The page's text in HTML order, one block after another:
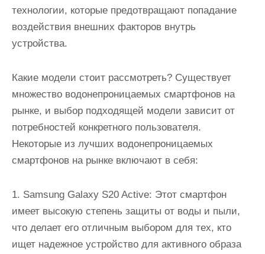
технологии, которые предотвращают попадание
воздействия внешних факторов внутрь
устройства.
Какие модели стоит рассмотреть? Существует
множество водонепроницаемых смартфонов на
рынке, и выбор подходящей модели зависит от
потребностей конкретного пользователя.
Некоторые из лучших водонепроницаемых
смартфонов на рынке включают в себя:
1. Samsung Galaxy S20 Active: Этот смартфон
имеет высокую степень защиты от воды и пыли,
что делает его отличным выбором для тех, кто
ищет надежное устройство для активного образа